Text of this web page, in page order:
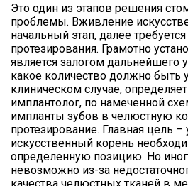
Это один из этапов решения
проблемы. Вживление
начальный этап, далее
протезирования. Грамотно
является залогом дальнейшего
какое количество должно быть
клиническом случае,
имплантолог, по намеченной
импланты зубов в челюстную
протезирование. Главная цель –
искусственный корень
определенную позицию. Но
невозможно из-за